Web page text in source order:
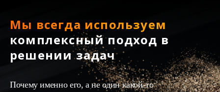
Мы всегда используем
комплексный подход в
решении задач
Почему именно его, а не один какой-то